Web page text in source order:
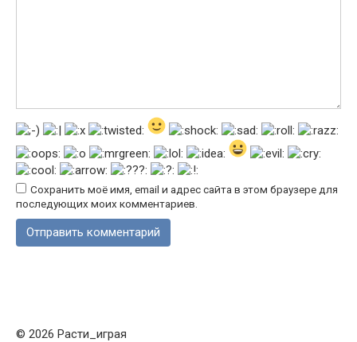
Сохранить моё имя, email и адрес сайта в этом браузере для
последующих моих комментариев.
© 2026 Расти_играя